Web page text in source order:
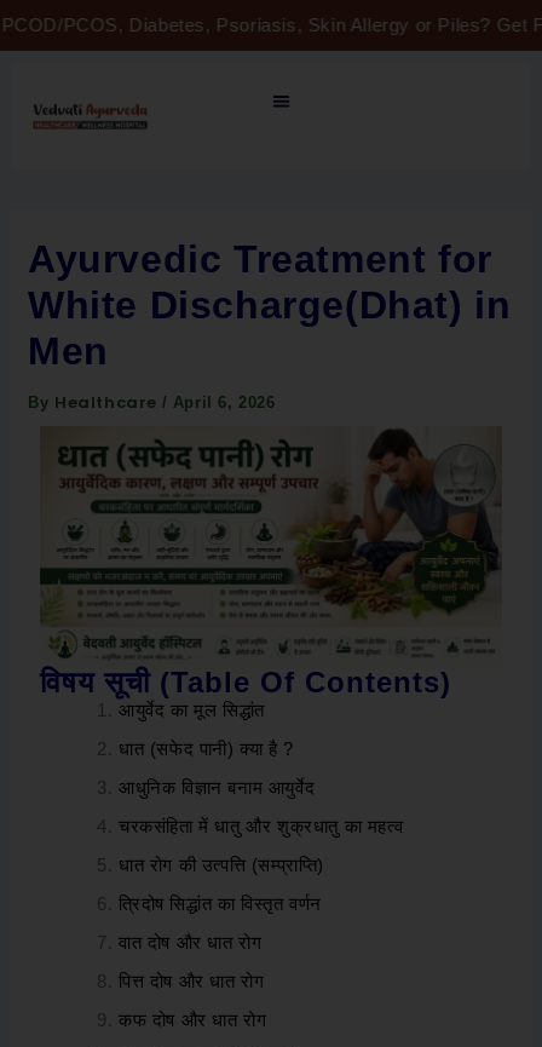
to
Diabetes, Psoriasis, Skin Allergy or Piles? Get
Ayurvedic Treatment for
White Discharge(Dhat) in
Men
By Healthcare / April 6, 2026
विषय सूची (Table Of Contents)
आयुर्वेद का मूल सिद्धांत
धात (सफेद पानी) क्या है ?
आधुनिक विज्ञान बनाम आयुर्वेद
चरकसंहिता में धातु और शुक्रधातु का महत्व
धात रोग की उत्पत्ति (सम्प्राप्ति)
त्रिदोष सिद्धांत का विस्तृत वर्णन
वात दोष और धात रोग
पित्त दोष और धात रोग
कफ दोष और धात रोग